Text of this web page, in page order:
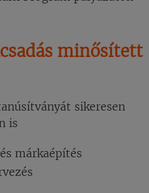
minősített
sikeresen
is
márkaépítés